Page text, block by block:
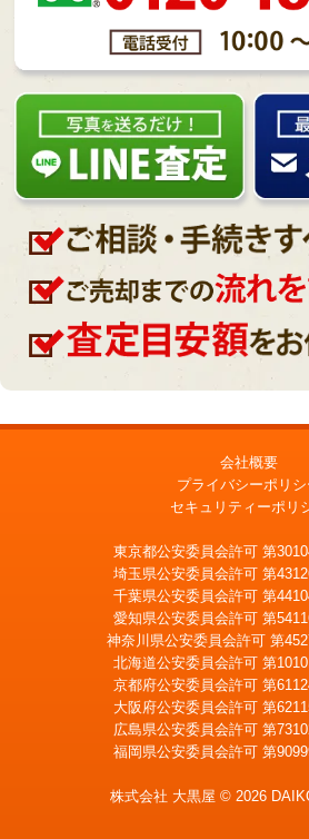
LINE査定
会社概要
プライバシーポリシ
セキュリティーポリ
東京都公安委員会許可 第
埼玉県公安委員会許可 第
千葉県公安委員会許可 第
愛知県公安委員会許可 第
神奈川県公安委員会許可 第
北海道公安委員会許可 第
京都府公安委員会許可 第
大阪府公安委員会許可 第
広島県公安委員会許可 第
福岡県公安委員会許可 第
株式会社 大黒屋 © 2026